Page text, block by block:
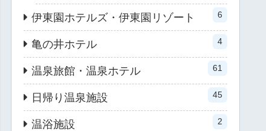
伊東園ホテルズ・伊東園リゾート 6
亀の井ホテル 4
温泉旅館・温泉ホテル 61
日帰り温泉施設 45
温浴施設 2